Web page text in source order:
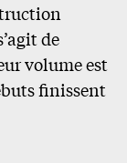
de
volume est
finissent